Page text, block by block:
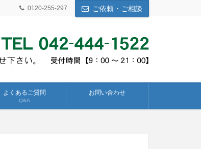
0120-255-297 ご依頼・ご相談
よくあるご質問
Q&A
お問い合わせ